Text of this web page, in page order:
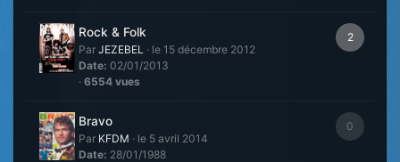
2
Rock & Folk
Par JEZEBEL · le 15 décembre 2012
Date: 02/01/2013
· 6554 vues
0
Bravo
Par KFDM · le 5 avril 2014
Date: 28/01/1988